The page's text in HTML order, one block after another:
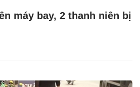
máy bay, 2 thanh niên bị